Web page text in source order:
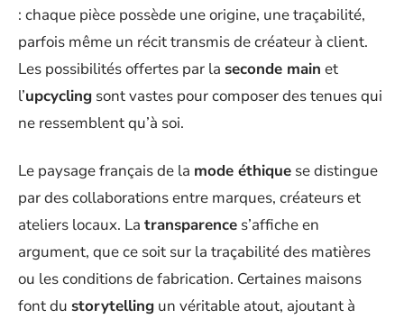
: chaque pièce possède une origine, une traçabilité,
parfois même un récit transmis de créateur à client.
Les possibilités offertes par la seconde main et
l’upcycling sont vastes pour composer des tenues qui
ne ressemblent qu’à soi.
Le paysage français de la mode éthique se distingue
par des collaborations entre marques, créateurs et
ateliers locaux. La transparence s’affiche en
argument, que ce soit sur la traçabilité des matières
ou les conditions de fabrication. Certaines maisons
font du storytelling un véritable atout, ajoutant à